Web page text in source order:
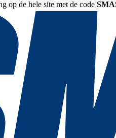
op de hele site met de code